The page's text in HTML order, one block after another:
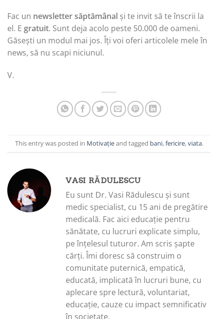
Fac un newsletter săptămânal și te invit să te înscrii la
el. E gratuit. Sunt deja acolo peste 50.000 de oameni.
Găsești un modul mai jos. Îți voi oferi articolele mele în
news, să nu scapi niciunul.
V.
This entry was posted in Motivațieand tagged bani,fericire,viata.
VASI RĂDULESCU
Eu sunt Dr. Vasi Rădulescu și sunt
medic specialist, cu 15 ani de pregătire
medicală. Fac aici educație pentru
sănătate, cu lucruri explicate simplu,
pe înțelesul tuturor. Am scris șapte
cărți. Îmi doresc să construim o
comunitate puternică, empatică,
educată, implicată în lucruri bune, cu
aplecare spre lectură, voluntariat,
educație, cauze cu impact semnificativ
în societate.